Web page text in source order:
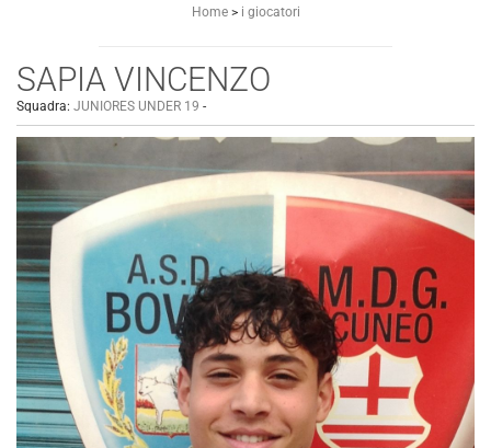
Home> i giocatori
SAPIA VINCENZO
Squadra: JUNIORES UNDER 19 -